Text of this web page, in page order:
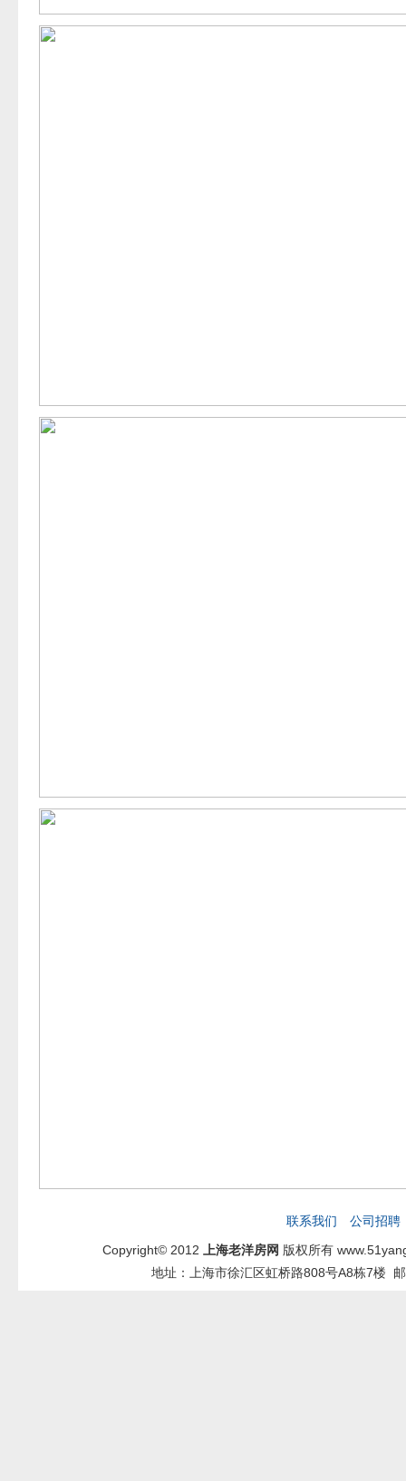
联系我们
公司招聘
Copyright© 2012
上海老洋房网 版权所有
地址：上海市徐汇区虹桥路808号A8栋7楼